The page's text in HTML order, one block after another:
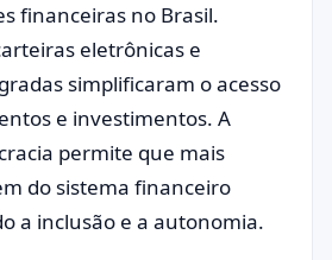
financeiras no Brasil.
eletrônicas e
simplificaram o acesso
e investimentos. A
permite que mais
do sistema financeiro
a inclusão e a autonomia.